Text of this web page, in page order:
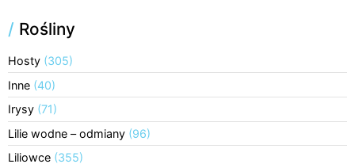
/ Rośliny
Hosty (305)
Inne (40)
Irysy (71)
Lilie wodne – odmiany (96)
Liliowce (355)